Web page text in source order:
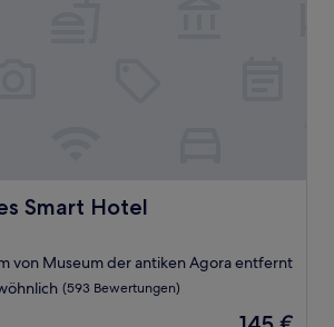
Smart Hotel
Hotel
von Museum der antiken Agora entfernt
(593 Bewertungen)
Der